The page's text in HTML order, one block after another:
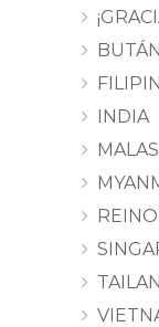
BUTÁN
INDIA